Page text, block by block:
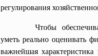
регулирования
Чтобы
уметь реально оценивать
важнейшая характеристика